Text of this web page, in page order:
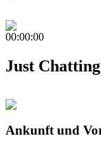
00:00:00
Just Chatting
Ankunft und